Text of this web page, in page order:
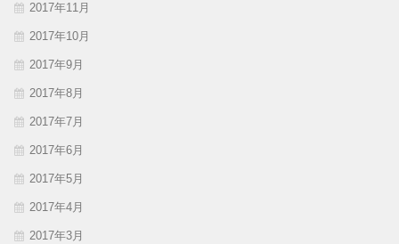
2017年11月
2017年10月
2017年9月
2017年8月
2017年7月
2017年6月
2017年5月
2017年4月
2017年3月